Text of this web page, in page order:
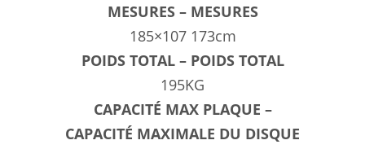
MESURES – MESURES
185×107 173cm
POIDS TOTAL – POIDS TOTAL
195KG
CAPACITÉ MAX PLAQUE –
CAPACITÉ MAXIMALE DU DISQUE